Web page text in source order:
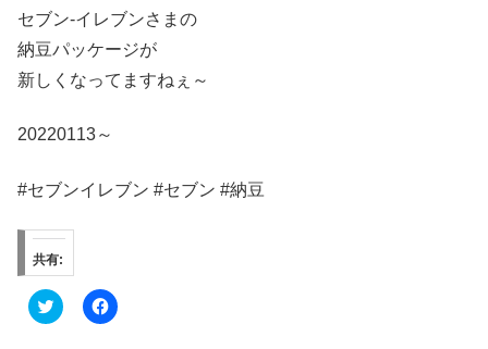
セブン-イレブンさまの
納豆パッケージが
新しくなってますねぇ～
20220113～
#セブンイレブン #セブン #納豆
共有:
ク
リ
F
a